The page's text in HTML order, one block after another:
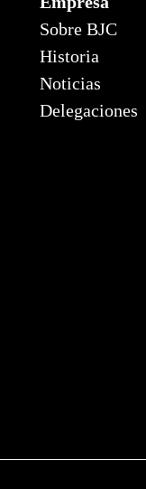
Sobre BJC
Historia
Noticias
Delegaciones